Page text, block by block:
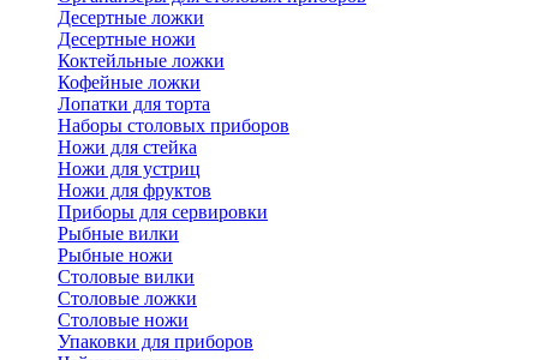
Десертные ложки
Десертные ножи
Коктейльные ложки
Кофейные ложки
Лопатки для торта
Наборы столовых приборов
Ножи для стейка
Ножи для устриц
Ножи для фруктов
Приборы для сервировки
Рыбные вилки
Рыбные ножи
Столовые вилки
Столовые ложки
Столовые ножи
Упаковки для приборов